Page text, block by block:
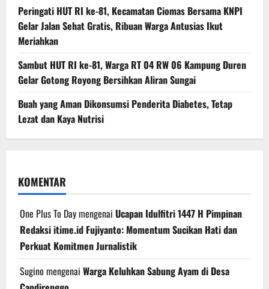
Peringati HUT RI ke-81, Kecamatan Ciomas Bersama KNPI
Gelar Jalan Sehat Gratis, Ribuan Warga Antusias Ikut
Meriahkan
Sambut HUT RI ke-81, Warga RT 04 RW 06 Kampung Duren
Gelar Gotong Royong Bersihkan Aliran Sungai
Buah yang Aman Dikonsumsi Penderita Diabetes, Tetap
Lezat dan Kaya Nutrisi
KOMENTAR
One Plus To Daymengenai Ucapan Idulfitri 1447 H Pimpinan
Redaksi itime.id Fujiyanto: Momentum Sucikan Hati dan
Perkuat Komitmen Jurnalistik
Sugino mengenai Warga Keluhkan Sabung Ayam di Desa